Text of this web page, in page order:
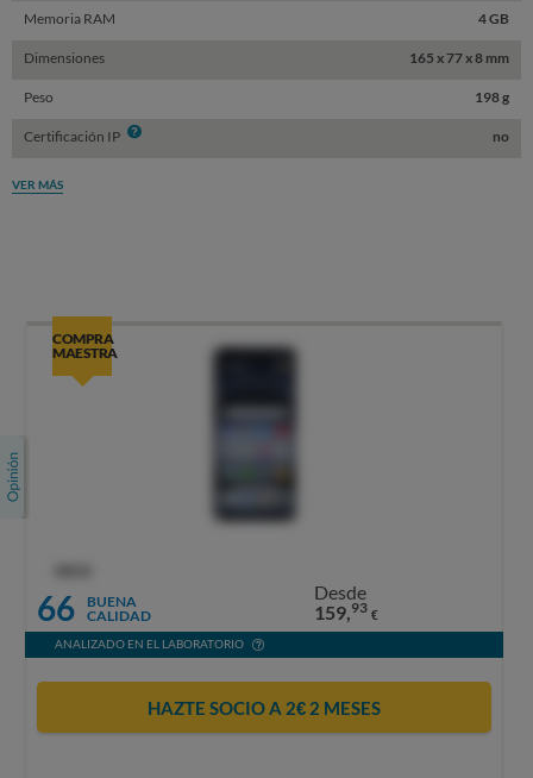
Memoria RAM
4 GB
Dimensiones 165 x 77 x 8 mm
Peso 198 g
Certificación IP Info no
VER MÁS
COMPRA
MAESTRA
66
BUENA
CALIDAD
Desde
159,93 €
ANALIZADO EN EL LABORATORIO
HAZTE SOCIO A 2€ 2 MESES